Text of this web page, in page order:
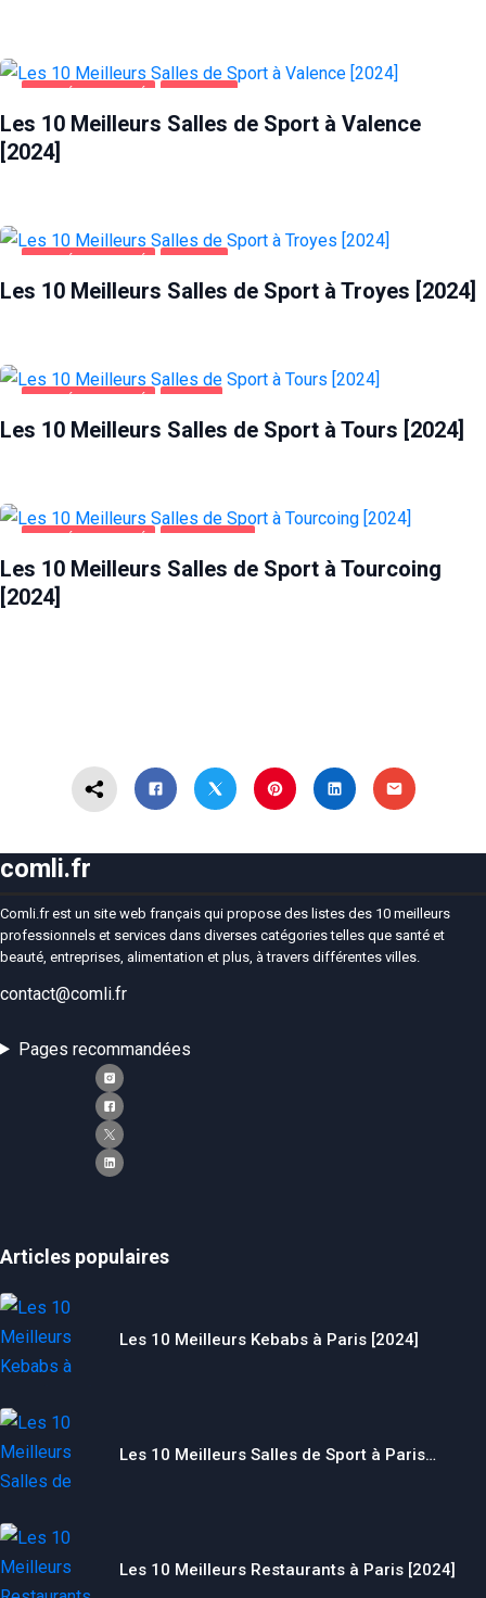
SANTÉ ET BEAUTÉ VALENCE
Les 10 Meilleurs Salles de Sport à Valence
[2024]
SANTÉ ET BEAUTÉ TROYES
Les 10 Meilleurs Salles de Sport à Troyes [2024]
SANTÉ ET BEAUTÉ TOURS
Les 10 Meilleurs Salles de Sport à Tours [2024]
SANTÉ ET BEAUTÉ TOURCOING
Les 10 Meilleurs Salles de Sport à Tourcoing
[2024]
comli.fr
Comli.fr est un site web français qui propose des listes des 10 meilleurs
professionnels et services dans diverses catégories telles que santé et
beauté, entreprises, alimentation et plus, à travers différentes villes.
contact@comli.fr
Pages recommandées
Articles populaires
Les 10 Meilleurs Kebabs à Paris [2024]
Les 10 Meilleurs Salles de Sport à Paris…
Les 10 Meilleurs Restaurants à Paris [2024]